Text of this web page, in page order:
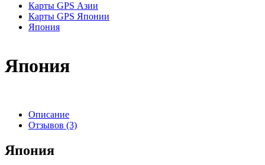
Карты GPS Азии
Карты GPS Японии
Япония
Япония
Описание
Отзывов (3)
Япония